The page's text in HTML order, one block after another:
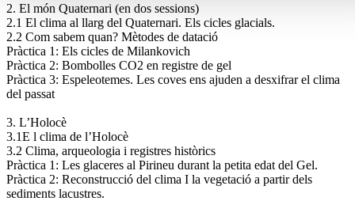
2. El món Quaternari (en dos sessions)
2.1 El clima al llarg del Quaternari. Els cicles glacials.
2.2 Com sabem quan? Mètodes de datació
Pràctica 1: Els cicles de Milankovich
Pràctica 2: Bombolles CO2 en registre de gel
Pràctica 3: Espeleotemes. Les coves ens ajuden a desxifrar el clima
del passat
3. L’Holocè
3.1E l clima de l’Holocè
3.2 Clima, arqueologia i registres històrics
Pràctica 1: Les glaceres al Pirineu durant la petita edat del Gel.
Pràctica 2: Reconstrucció del clima I la vegetació a partir dels
sediments lacustres.